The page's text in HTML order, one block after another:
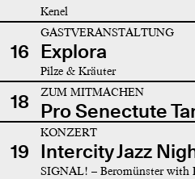
Kenel
16
GASTVERANSTALTUNG
Explora
Pilze & Kräuter
18 ZUM MITMACHEN
Pro Senectute
19
KONZERT
Intercity Jazz
SIGNAL! – Beromünster with